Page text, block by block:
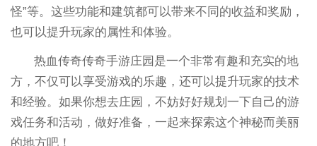
怪”等。这些功能和建筑都可以带来不同的收益和奖励，
也可以提升玩家的属性和体验。
热血传奇传奇手游庄园是一个非常有趣和充实的地
方，不仅可以享受游戏的乐趣，还可以提升玩家的技术
和经验。如果你想去庄园，不妨好好规划一下自己的游
戏任务和活动，做好准备，一起来探索这个神秘而美丽
的地方吧！